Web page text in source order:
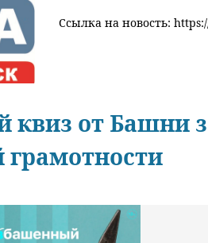
Ссылка на новость:
квиз от Башни